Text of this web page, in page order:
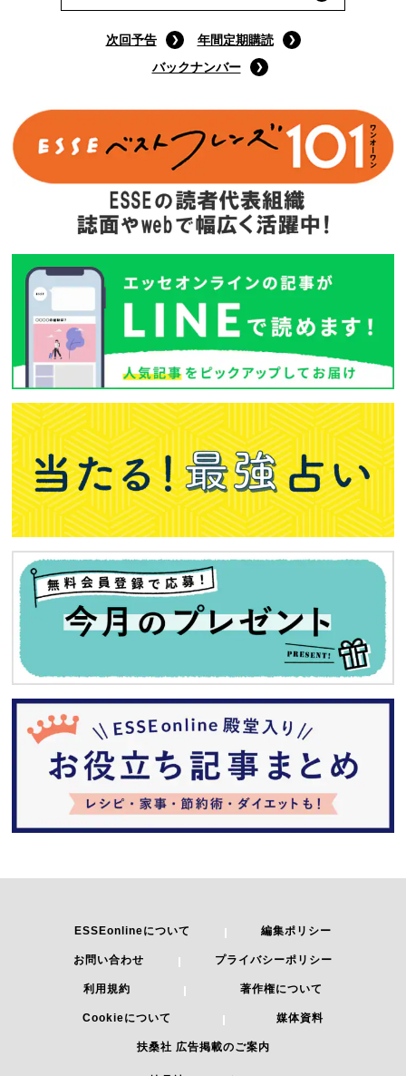
次回予告
年間定期購読
バックナンバー
ESSEonlineについて 編集ポリシー
お問い合わせ プライバシーポリシー
利用規約 著作権について
Cookieについて 媒体資料
扶桑社 広告掲載のご案内